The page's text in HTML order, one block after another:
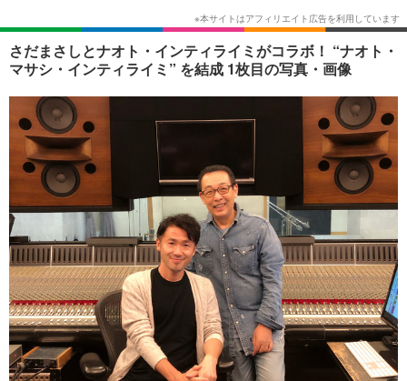
韓国・芸能
音楽 スポーツ
ショッピング その他
ライフTOP グルメ
ペット ショッピング
その他
リリース一覧
プッシュ通知の停止方法
さだまさしとナオト・インティライミがコラボ！ “ナオト・
マサシ・インティライミ” を結成 1枚目の写真・画像